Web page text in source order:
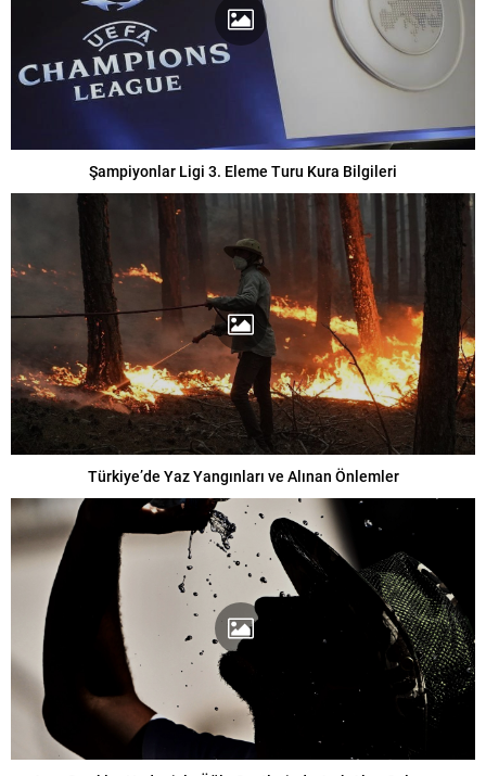
Şampiyonlar Ligi 3. Eleme Turu Kura Bilgileri
Türkiye’de Yaz Yangınları ve Alınan Önlemler